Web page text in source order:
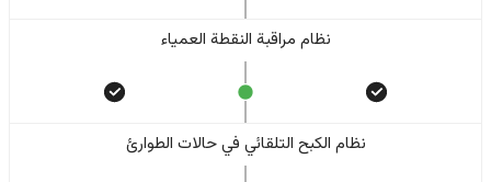
نظام مراقبة النقطة العمياء
نظام الكبح التلقائي في حالات الطوارئ